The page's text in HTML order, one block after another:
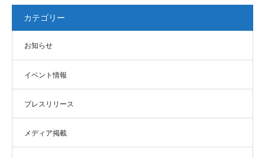
カテゴリー
お知らせ
イベント情報
プレスリリース
メディア掲載